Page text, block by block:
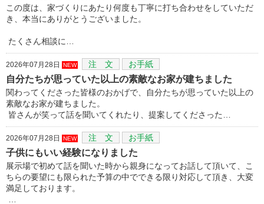
この度は、家づくりにあたり何度も丁寧に打ち合わせをしていただ
き、本当にありがとうございました。
たくさん相談に…
2026年07月28日 NEW 注 文 お手紙
自分たちが思っていた以上の素敵なお家が建ちました
関わってくださった皆様のおかげで、自分たちが思っていた以上の
素敵なお家が建ちました。
皆さんが笑って話を聞いてくれたり、提案してくださった…
2026年07月28日 NEW 注 文 お手紙
子供にもいい経験になりました
展示場で初めて話を聞いた時から親身になってお話して頂いて、こ
ちらの要望にも限られた予算の中でできる限り対応して頂き、大変
満足しております。